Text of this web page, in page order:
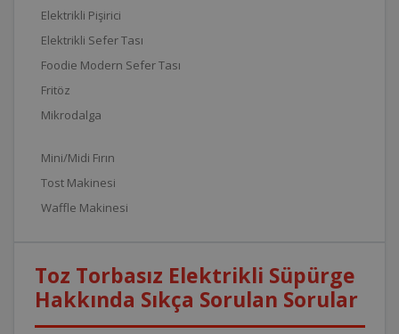
Elektrikli Pişirici
Elektrikli Sefer Tası
Foodie Modern Sefer Tası
Fritöz
Mikrodalga
Mini/Midi Fırın
Tost Makinesi
Waffle Makinesi
Toz Torbasız Elektrikli Süpürge
Hakkında Sıkça Sorulan Sorular